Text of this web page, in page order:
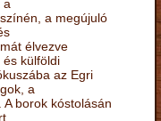
a
a megújuló
élvezve
és külföldi
az Egri
a
borok kóstolásán